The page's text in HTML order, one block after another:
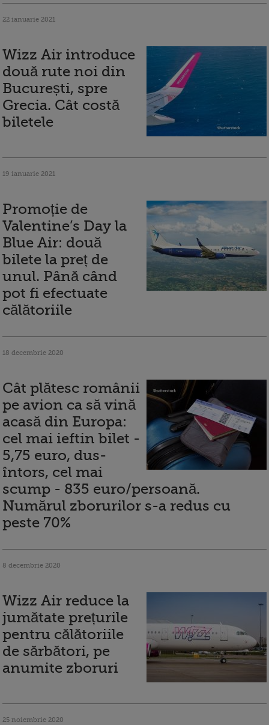
22 ianuarie 2021
Wizz Air introduce
două rute noi din
București, spre
Grecia. Cât costă
biletele
19 ianuarie 2021
Promoție de
Valentine’s Day la
Blue Air: două
bilete la preț de
unul. Până când
pot fi efectuate
călătoriile
18 decembrie 2020
Cât plătesc românii
pe avion ca să vină
acasă din Europa:
cel mai ieftin bilet -
5,75 euro, dus-
întors, cel mai
scump - 835 euro/persoană.
Numărul zborurilor s-a redus cu
peste 70%
8 decembrie 2020
Wizz Air reduce la
jumătate prețurile
pentru călătoriile
de sărbători, pe
anumite zboruri
25 noiembrie 2020